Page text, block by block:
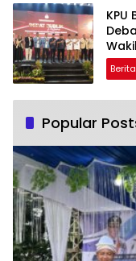
Berita
Popular